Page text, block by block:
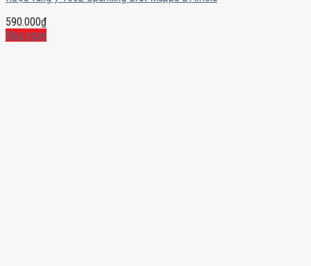
590.000₫
Mua ngay